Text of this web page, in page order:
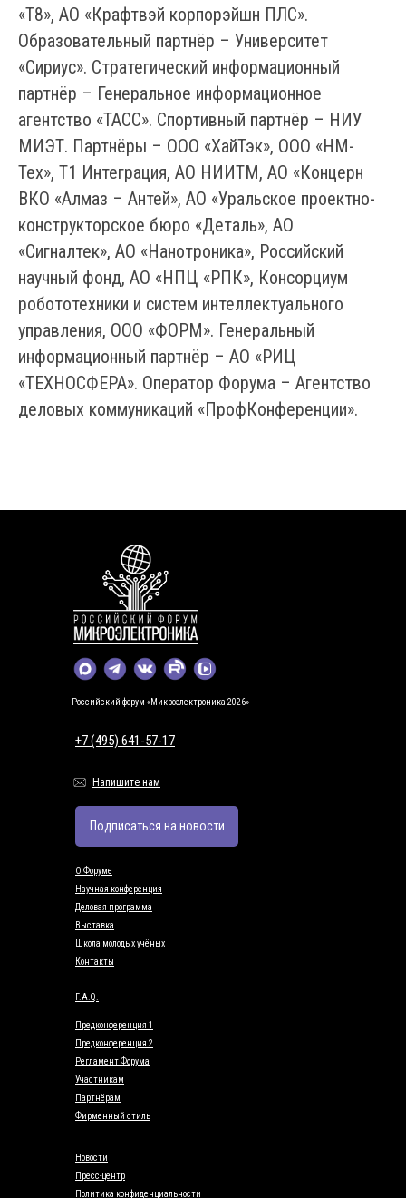
«Т8», АО «Крафтвэй корпорэйшн ПЛС».
Образовательный партнёр – Университет
«Сириус». Стратегический информационный
партнёр – Генеральное информационное
агентство «ТАСС». Спортивный партнёр – НИУ
МИЭТ. Партнёры – ООО «ХайТэк», ООО «НМ-
Тех», Т1 Интеграция, АО НИИТМ, АО «Концерн
ВКО «Алмаз – Антей», АО «Уральское проектно-
конструкторское бюро «Деталь», АО
«Сигналтек», АО «Нанотроника», Российский
научный фонд, АО «НПЦ «РПК», Консорциум
робототехники и систем интеллектуального
управления, ООО «ФОРМ». Генеральный
информационный партнёр – АО «РИЦ
«ТЕХНОСФЕРА». Оператор Форума – Агентство
деловых коммуникаций «ПрофКонференции».
О Форуме
Научная конференция
Деловая программа
Выставка
Школа молодых учёных
Контакты
Предконференция 1
Предконференция 2
Регламент Форума
Участникам
Партнёрам
Фирменный стиль
Новости
Пресс-центр
Политика конфиденциальности
+7 (495) 641-57-17
Напишите нам
F.A.Q.
Российский форум «Микроэлектроника 2026»
Подписаться на новости